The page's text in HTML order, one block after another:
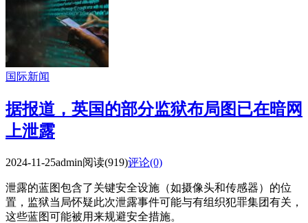
国际新闻
据报道，英国的部分监狱布局图已在暗网
上泄露
2024-11-25admin阅读(919)评论(0)
泄露的蓝图包含了关键安全设施（如摄像头和传感器）的位
置，监狱当局怀疑此次泄露事件可能与有组织犯罪集团有关，
这些蓝图可能被用来规避安全措施。